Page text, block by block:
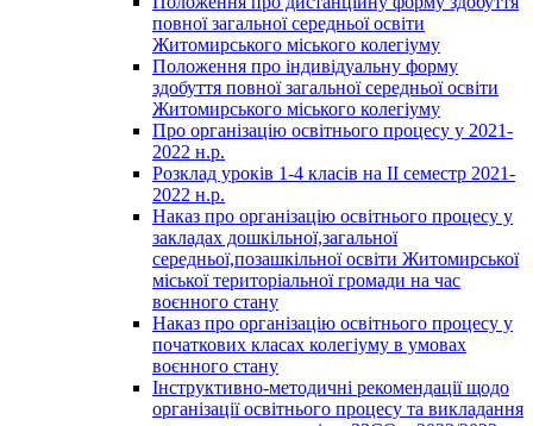
повної загальної середньої освіти
Житомирського міського колегіуму
Положення про індивідуальну форму
здобуття повної загальної середньої освіти
Житомирського міського колегіуму
Про організацію освітнього процесу у 2021-
2022 н.р.
Розклад уроків 1-4 класів на ІІ семестр 2021-
2022 н.р.
Наказ про організацію освітнього процесу у
закладах дошкільної,загальної
середньої,позашкільної освіти Житомирської
міської територіальної громади на час
воєнного стану
Наказ про організацію освітнього процесу у
початкових класах колегіуму в умовах
воєнного стану
Інструктивно-методичні рекомендації щодо
організації освітнього процесу та викладання